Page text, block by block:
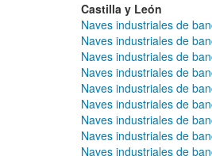
Castilla y León
Naves industriales de
Naves industriales de
Naves industriales de
Naves industriales de
Naves industriales de
Naves industriales de
Naves industriales de
Naves industriales de
Naves industriales de